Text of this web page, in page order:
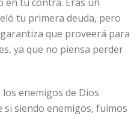
tu primera deuda, pero
que proveerá para
ya que no piensa perder
enemigos de Dios
si siendo enemigos, fuimos